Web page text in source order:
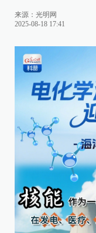
来源： 光明网
2025-08-18 17:41